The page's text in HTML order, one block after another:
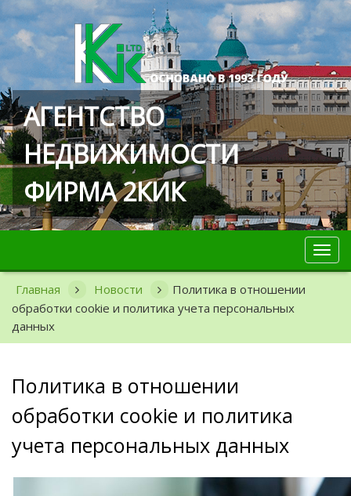
АГЕНТСТВО
НЕДВИЖИМОСТИ
ФИРМА 2КИК
Главная Новости
Политика в отношении
обработки cookie и политика учета персональных
данных
Политика в отношении
обработки cookie и политика
учета персональных данных